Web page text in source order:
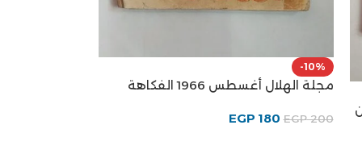
-10%
مجلة الهلال أغسطس 1966 الفكاهة
EGP200
EGP 180